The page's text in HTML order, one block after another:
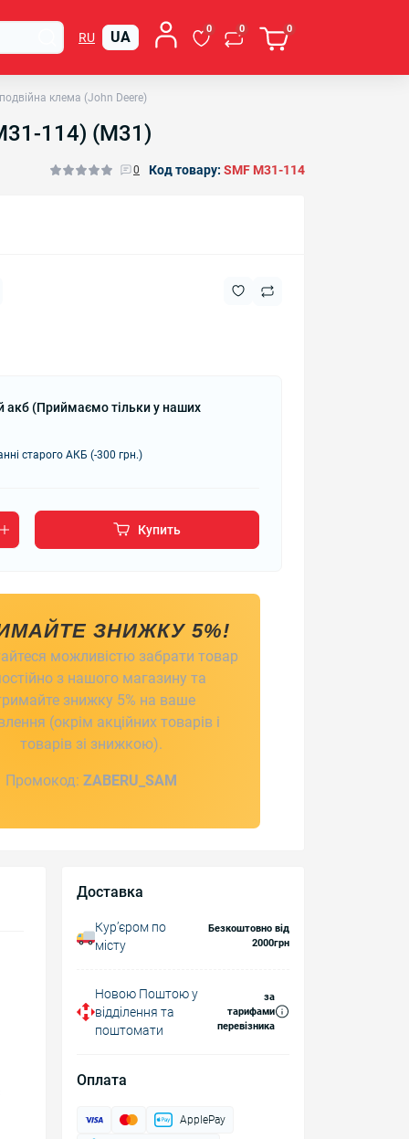
RU UA 0 0 0
клема (John Deere)
114) (M31)
0 Код товару: SMF M31-114
акб (Приймаємо тільки у наших
старого АКБ (-300 грн.)
Купить
ЗНИЖКУ 5%!
можливістю забрати товар
з нашого магазину та
знижку 5% на ваше
(окрім акційних товарів і
товарів зі знижкою).
Промокод: ZABERU_SAM
Доставка
Курʼєром по
місту
Безкоштовно від
2000грн
Новою Поштою у
відділення та
поштомати
за
тарифами
перевізника
Оплата
ApplePay